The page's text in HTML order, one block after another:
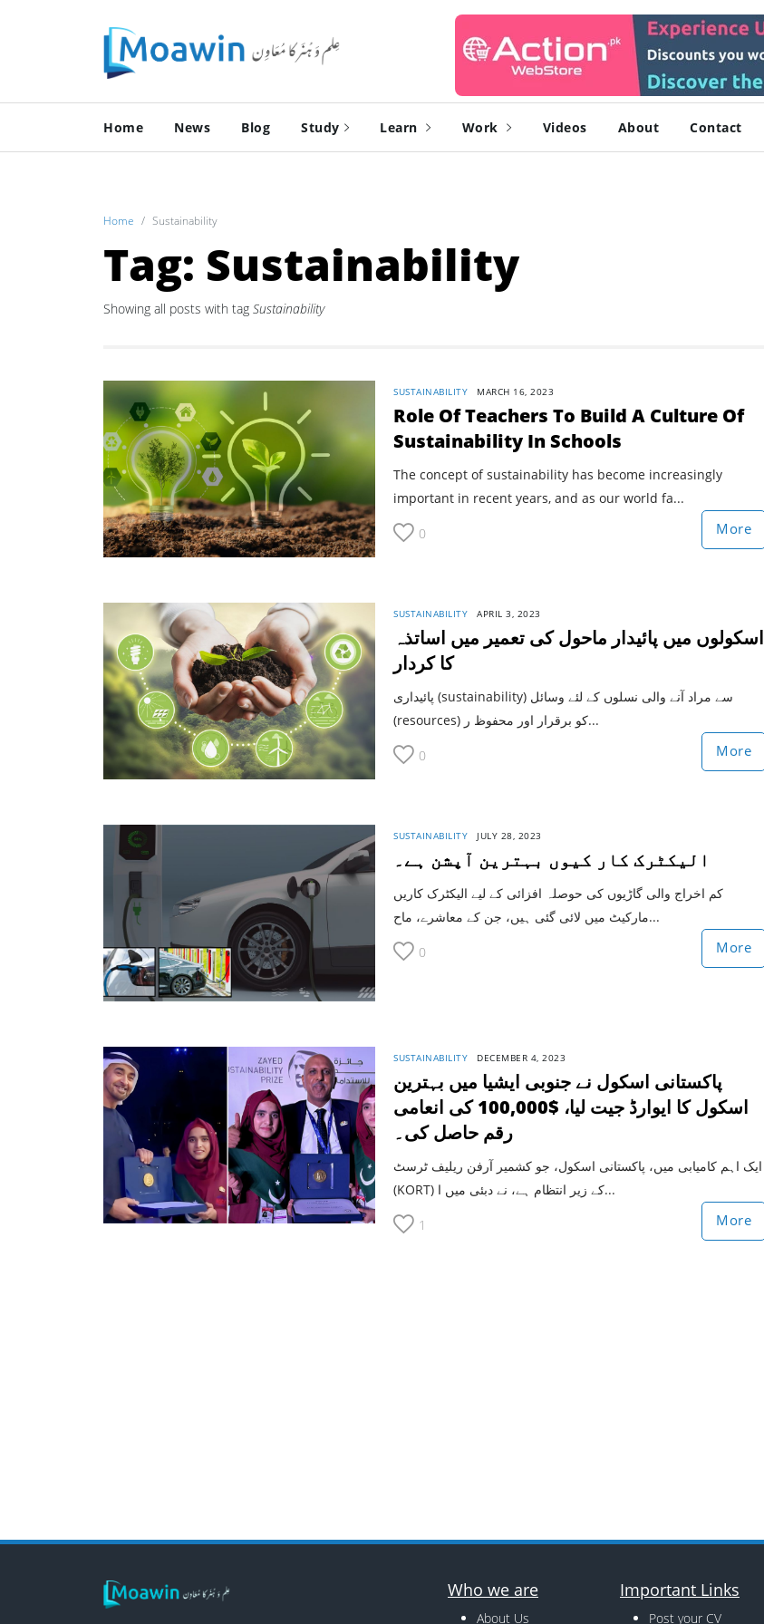
Home News Blog Study Learn Work Videos About Contact
Home Sustainability
Tag: Sustainability
Showing all posts with tag Sustainability
SUSTAINABILITY MARCH 16, 2023
Role Of Teachers To Build A Culture Of
Sustainability In Schools
The concept of sustainability has become increasingly
important in recent years, and as our world fa...
0 More
SUSTAINABILITY APRIL 3, 2023
اسکولوں میں پائیدار ماحول کی تعمیر میں اساتذہ
کا کردار
پائیداری (sustainability) سے مراد آنے والی نسلوں کے لئے وسائل
(resources) کو برقرار اور محفوظ ر...
0 More
SUSTAINABILITY JULY 28, 2023
الیکٹرک کار کیوں بہترین آپشن ہے۔
کم اخراج والی گاڑیوں کی حوصلہ افزائی کے لیے الیکٹرک کاریں
مارکیٹ میں لائی گئی ہیں، جن کے معاشرے، ماح...
0 More
SUSTAINABILITY DECEMBER 4, 2023
پاکستانی اسکول نے جنوبی ایشیا میں بہترین
اسکول کا ایوارڈ جیت لیا، $100,000 کی انعامی
رقم حاصل کی۔
ایک اہم کامیابی میں، پاکستانی اسکول، جو کشمیر آرفن ریلیف ٹرسٹ
(KORT) کے زیر انتظام ہے، نے دبئی میں ا...
1 More
Who we are
About Us
Important Links
Post your CV